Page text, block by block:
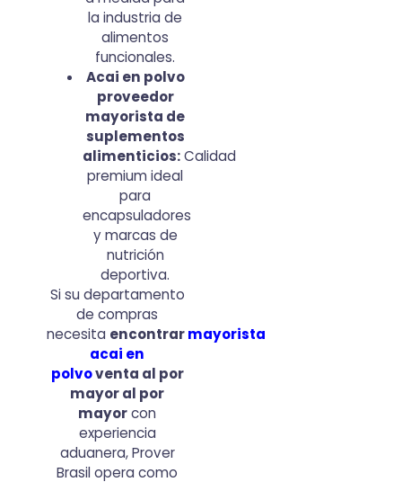
la industria de
alimentos
funcionales.
Acai en polvo
proveedor
mayorista de
suplementos
alimenticios:Calidad
premium ideal
para
encapsuladores
y marcas de
nutrición
deportiva.
Si su departamento
de compras
necesita encontrarmayorista
acai en
polvoventa al por
mayor al por
mayorcon
experiencia
aduanera, Prover
Brasil opera como